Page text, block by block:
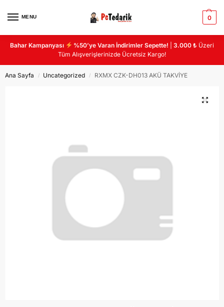
MENU 0
Bahar Kampanyası %50’ye Varan İndirimler Sepette! |3.000 ₺ Üzeri
Tüm Alışverişlerinizde Ücretsiz Kargo!
Ana Sayfa / Uncategorized / RXMX CZK-DH013 AKÜ TAKVİYE